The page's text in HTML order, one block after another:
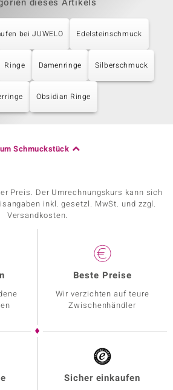
bei JUWELO Edelsteinschmuck
Ringe Damenringe Silberschmuck
Obsidian Ringe
Schmuckstück
Preis. Der Umrechnungskurs kann sich
inkl. gesetzl. MwSt. und zzgl.
Versandkosten.
Beste Preise
Wir verzichten auf teure
Zwischenhändler
Sicher einkaufen